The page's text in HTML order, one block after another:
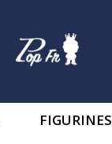
FIGURINES